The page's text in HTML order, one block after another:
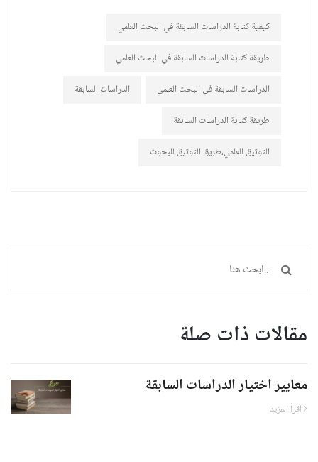
كيفية كتابة الدراسات السابقة في البحث العلمي
طريقة كتابة الدراسات السابقة في البحث العلمي
الدراسات السابقة
الدراسات السابقة في البحث العلمي
طريقة كتابة الدراسات السابقة
التوثيق العلمي،طريق التوثيق للبحوث
مقالات ذات صلة
معايير اختيار الدراسات السابقة